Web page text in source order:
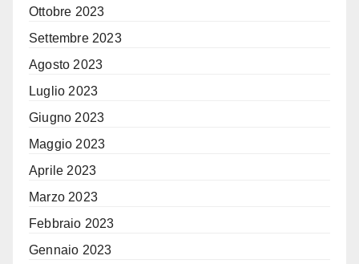
Ottobre 2023
Settembre 2023
Agosto 2023
Luglio 2023
Giugno 2023
Maggio 2023
Aprile 2023
Marzo 2023
Febbraio 2023
Gennaio 2023